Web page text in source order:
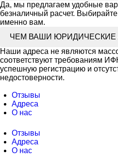
Да, мы предлагаем удобные
безналичный расчет.
именно вам.
ЧЕМ ВАШИ ЮРИДИЧЕСКИЕ
Наши адреса не являются
соответствуют требованиям
успешную регистрацию и
недостоверности.
Отзывы
Адреса
О нас
Отзывы
Адреса
О нас